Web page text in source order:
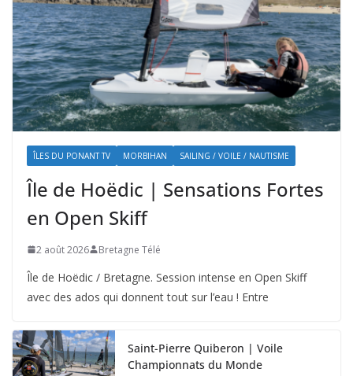
ÎLES DU PONANT TV MORBIHAN SAILING / VOILE / NAUTISME
Île de Hoëdic | Sensations Fortes
en Open Skiff
2 août 2026 Bretagne Télé
Île de Hoëdic / Bretagne. Session intense en Open Skiff
avec des ados qui donnent tout sur l’eau ! Entre
Saint-Pierre Quiberon | Voile
Championnats du Monde